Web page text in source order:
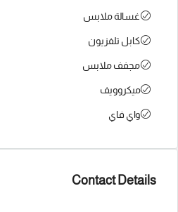
غسالة ملابس
كابل تلفزيون
مجفف ملابس
ميكروويف
واي فاي
Contact Details